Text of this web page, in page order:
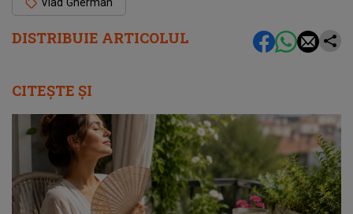
DISTRIBUIE ARTICOLUL
CITEȘTE ȘI